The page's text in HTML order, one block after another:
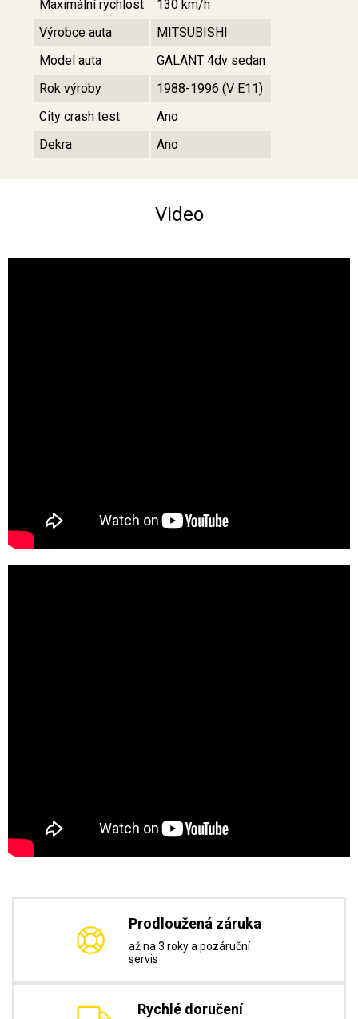
Maximální rychlost
130 km/h
Výrobce auta
MITSUBISHI
Model auta
GALANT 4dv sedan
Rok výroby
1988-1996 (V E11)
City crash test
Ano
Dekra
Ano
Video
Prodloužená záruka
až na 3 roky a pozáruční
servis
Rychlé doručení